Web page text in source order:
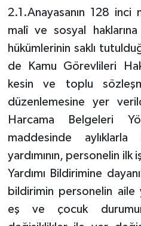
2.1.Anayasanın 128 inci
malî ve sosyal
hükümlerinin saklı
de Kamu Görevlileri
kesin ve toplu
düzenlemesine yer
Harcama Belgeleri
maddesinde
yardımının, personelin ilk
Yardımı Bildirimine
bildirimin personelin aile
eş ve çocuk